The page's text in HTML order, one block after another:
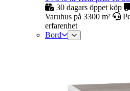
30 dagars öppet köp
Varuhus på 3300 m²
erfarenhet
Bord